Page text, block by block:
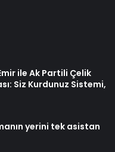
ile Ak Partili Çelik
Siz Kurdunuz Sistemi,
yerini tek asistan